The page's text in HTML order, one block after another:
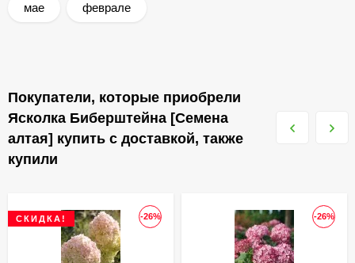
мае феврале
Покупатели, которые приобрели
Ясколка Биберштейна [Семена
алтая] купить с доставкой, также
купили
-26%
СКИДКА! -26%